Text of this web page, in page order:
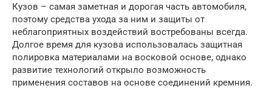
Кузов – самая заметная и дорогая часть автомобиля,
поэтому средства ухода за ним и защиты от
неблагоприятных воздействий востребованы всегда.
Долгое время для кузова использовалась защитная
полировка материалами на восковой основе, однако
развитие технологий открыло возможность
применения составов на основе соединений кремния.